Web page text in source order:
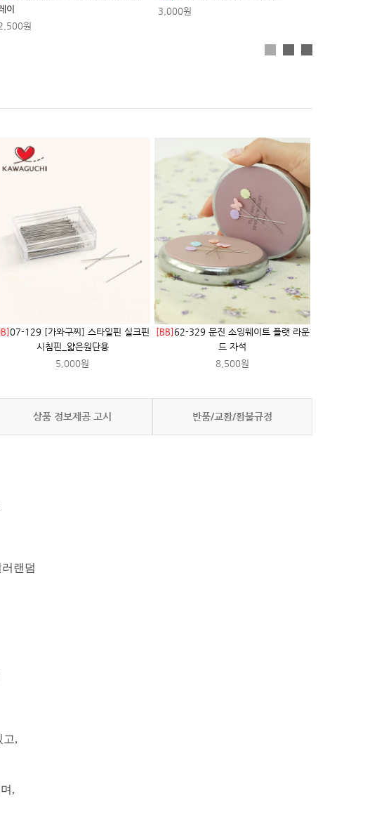
이
원
3,000원
07-129 [가와구찌] 스타일핀 실크핀
시침핀_얇은원단용
5,000원
[BB]62-329 문진 소잉웨이트 플랫 라운
드 자석
8,500원
상품 정보제공 고시 반품/교환/환불규정
랜덤
고,
,